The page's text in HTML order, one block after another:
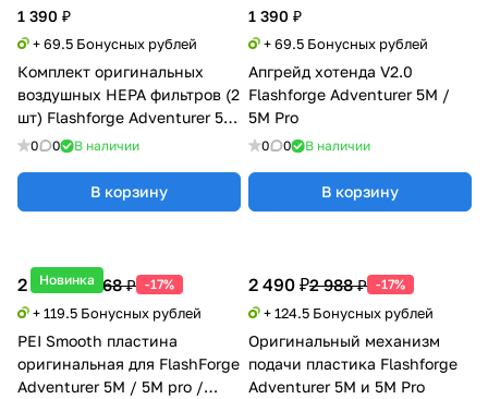
1 390 ₽
+ 69.5 Бонусных рублей
Комплект оригинальных
воздушных HEPA фильтров (2
шт) Flashforge Adventurer 5M
и 5M Pro
0 0 В наличии
В корзину
1 390 ₽
+ 69.5 Бонусных рублей
Апгрейд хотенда V2.0
Flashforge Adventurer 5M /
5M Pro
0 0 В наличии
В корзину
Новинка
2 390 ₽2 868 ₽ -17%
+ 119.5 Бонусных рублей
PEI Smooth пластина
оригинальная для FlashForge
Adventurer 5M / 5M pro /
2 490 ₽2 988 ₽ -17%
+ 124.5 Бонусных рублей
Оригинальный механизм
подачи пластика Flashforge
Adventurer 5M и 5M Pro